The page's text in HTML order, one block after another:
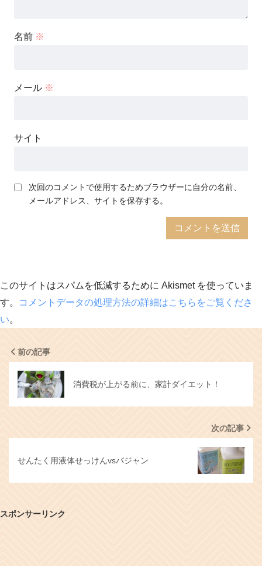
名前 ※
メール ※
サイト
次回のコメントで使用するためブラウザーに自分の名前、
メールアドレス、サイトを保存する。
このサイトはスパムを低減するために Akismet を使っていま
す。
コメントデータの処理方法の詳細はこちらをご覧くださ
い。
前の記事
消費税が上がる前に、家計ダイエット！
次の記事
せんたく用液体せっけんvsバジャン
スポンサーリンク